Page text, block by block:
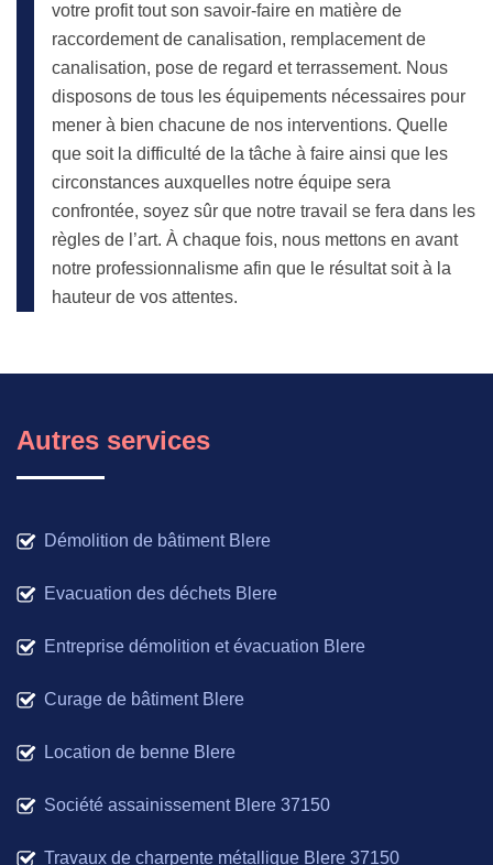
votre profit tout son savoir-faire en matière de
raccordement de canalisation, remplacement de
canalisation, pose de regard et terrassement. Nous
disposons de tous les équipements nécessaires pour
mener à bien chacune de nos interventions. Quelle
que soit la difficulté de la tâche à faire ainsi que les
circonstances auxquelles notre équipe sera
confrontée, soyez sûr que notre travail se fera dans les
règles de l’art. À chaque fois, nous mettons en avant
notre professionnalisme afin que le résultat soit à la
hauteur de vos attentes.
Autres services
Démolition de bâtiment Blere
Evacuation des déchets Blere
Entreprise démolition et évacuation Blere
Curage de bâtiment Blere
Location de benne Blere
Société assainissement Blere 37150
Travaux de charpente métallique Blere 37150